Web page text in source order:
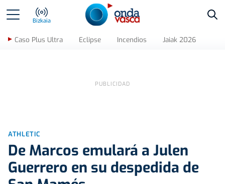
Bizkaia
Caso Plus Ultra Eclipse Incendios Jaiak 2026
ATHLETIC
De Marcos emulará a Julen
Guerrero en su despedida de